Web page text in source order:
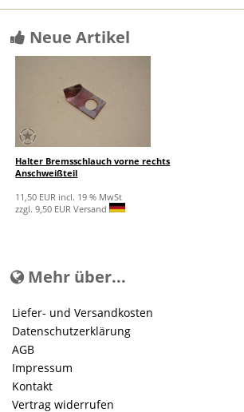
Neue Artikel
Halter Bremsschlauch vorne rechts
Anschweißteil
11,50 EUR incl. 19 % MwSt
zzgl. 9,50 EUR Versand
Mehr über...
Liefer- und Versandkosten
Datenschutzerklärung
AGB
Impressum
Kontakt
Vertrag widerrufen